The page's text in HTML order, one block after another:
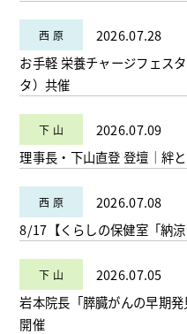
2026.07.28
お手軽 栄養チャージフェス
タ）共催
2026.07.09
理事長・下山直登 登壇｜絆
2026.07.08
8/17【くらしの保健室「納
2026.07.05
岩本院長「膵臓がんの早期
開催